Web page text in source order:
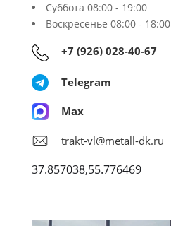
Суббота 08:00 - 19:00
Воскресенье 08:00 - 18:00
+7 (926) 028-40-67
Telegram
Max
trakt-vl@metall-dk.ru
37.857038,55.776469